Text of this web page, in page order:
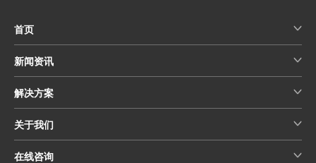
首页
新闻资讯
解决方案
关于我们
在线咨询